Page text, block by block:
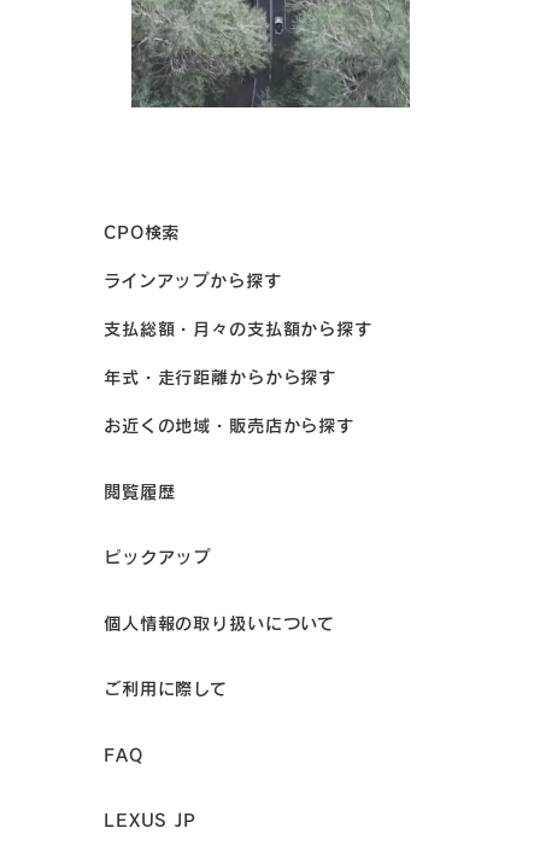
CPO検索
ラインアップから探す
支払総額・月々の支払額から探す
年式・走行距離からから探す
お近くの地域・販売店から探す
閲覧履歴
ピックアップ
個人情報の取り扱いについて
ご利用に際して
FAQ
LEXUS JP